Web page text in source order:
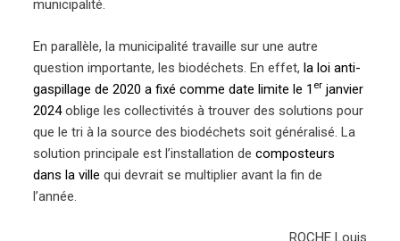
municipalité.
En parallèle, la municipalité travaille sur une autre
question importante, les biodéchets. En effet,la loi anti-
gaspillage de 2020 a fixé comme date limite le 1 er janvier
2024oblige les collectivités à trouver des solutions pour
que le tri à la source des biodéchets soit généralisé. La
solution principale est l’installation decomposteurs
dans la ville qui devrait se multiplier avant la fin de
l’année.